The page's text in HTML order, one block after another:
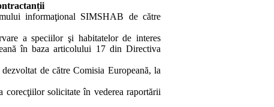
informaţional SIMSHAB de către
a speciilor şi habitatelor de interes
în baza articolului 17 din Directiva
de către Comisia Europeană, la
solicitate în vederea raportării